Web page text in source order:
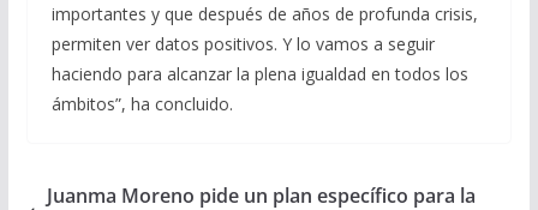
importantes y que después de años de profunda crisis,
permiten ver datos positivos. Y lo vamos a seguir
haciendo para alcanzar la plena igualdad en todos los
ámbitos”, ha concluido.
Juanma Moreno pide un plan específico para la